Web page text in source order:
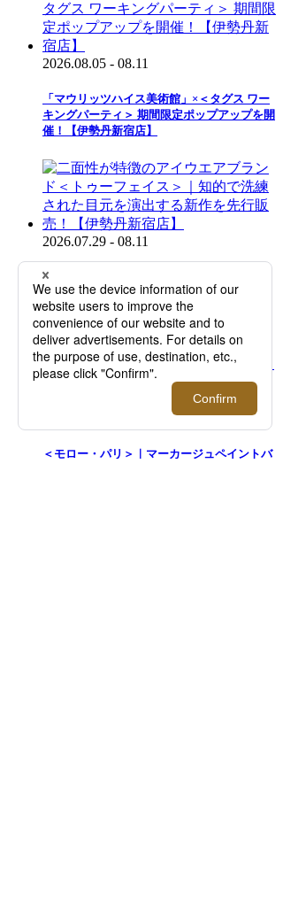
2026.08.05 - 08.11
「マウリッツハイス美術館」×＜タグス ワー
キングパーティ＞ 期間限定ポップアップを開
催！【伊勢丹新宿店】
2026.07.29 - 08.11
二面性が特徴のアイウエアブランド＜トゥー
フェイス＞｜知的で洗練された目元を演出す
る新作を先行販売！【伊勢丹新宿店】
＜モロー・パリ＞｜マーカージュペイントバ